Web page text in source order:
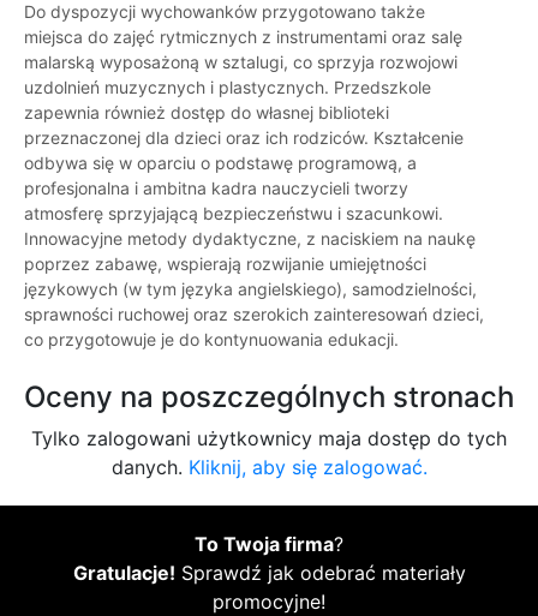
Do dyspozycji wychowanków przygotowano także
miejsca do zajęć rytmicznych z instrumentami oraz salę
malarską wyposażoną w sztalugi, co sprzyja rozwojowi
uzdolnień muzycznych i plastycznych. Przedszkole
zapewnia również dostęp do własnej biblioteki
przeznaczonej dla dzieci oraz ich rodziców. Kształcenie
odbywa się w oparciu o podstawę programową, a
profesjonalna i ambitna kadra nauczycieli tworzy
atmosferę sprzyjającą bezpieczeństwu i szacunkowi.
Innowacyjne metody dydaktyczne, z naciskiem na naukę
poprzez zabawę, wspierają rozwijanie umiejętności
językowych (w tym języka angielskiego), samodzielności,
sprawności ruchowej oraz szerokich zainteresowań dzieci,
co przygotowuje je do kontynuowania edukacji.
Oceny na poszczególnych stronach
Tylko zalogowani użytkownicy maja dostęp do tych
danych. Kliknij, aby się zalogować.
To Twoja firma?
Gratulacje! Sprawdź jak odebrać materiały
promocyjne!